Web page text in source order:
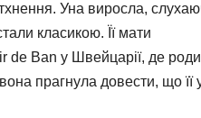
Уна виросла,
класикою. Її мати
de Ban у Швейцарії, де
прагнула довести, що її